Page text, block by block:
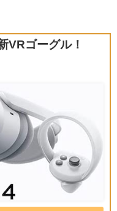
VRゴーグル！